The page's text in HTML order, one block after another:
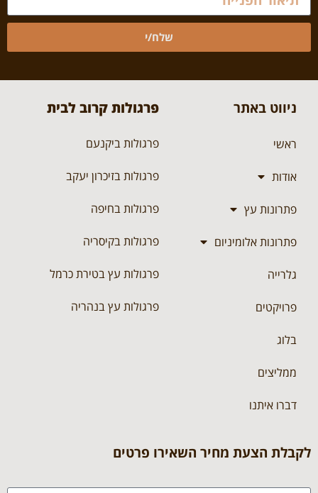
שלח/י
ניווט באתר
ראשי
אודות
פתרונות עץ
פתרונות אלומיניום
גלרייה
פרויקטים
בלוג
ממליצים
דברו איתנו
פרגולות קרוב לבית
פרגולות ביקנעם
פרגולות בזיכרון יעקב
פרגולות בחיפה
פרגולות בקיסריה
פרגולות עץ בטירת כרמל
פרגולות עץ בנהריה
לקבלת הצעת מחיר השאירו פרטים